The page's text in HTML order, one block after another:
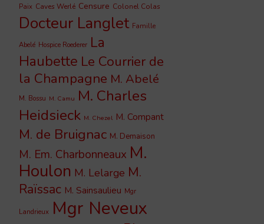
Paix Caves Werlé Censure Colonel Colas
Docteur Langlet Famille
Abelé Hospice Roederer La
Haubette Le Courrier de
la Champagne M. Abelé
M. Bossu M. Camu M. Charles
Heidsieck M. Chezel M. Compant
M. de Bruignac M. Demaison
M. Em. Charbonneaux M.
Houlon M. Lelarge M.
Raïssac M. Sainsaulieu Mgr
Landrieux Mgr Neveux